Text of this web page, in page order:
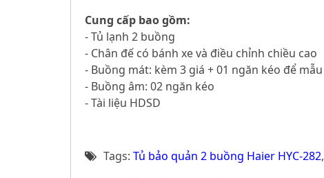
Cung cấp bao gồm:
- Tủ lạnh 2 buồng
- Chân đế có bánh xe và điều chỉnh chiều cao
- Buồng mát: kèm 3 giá + 01 ngăn kéo để mẫu
- Buồng âm: 02 ngăn kéo
- Tài liệu HDSD
Tags: Tủ bảo quản 2 buồng Haier HYC-282,